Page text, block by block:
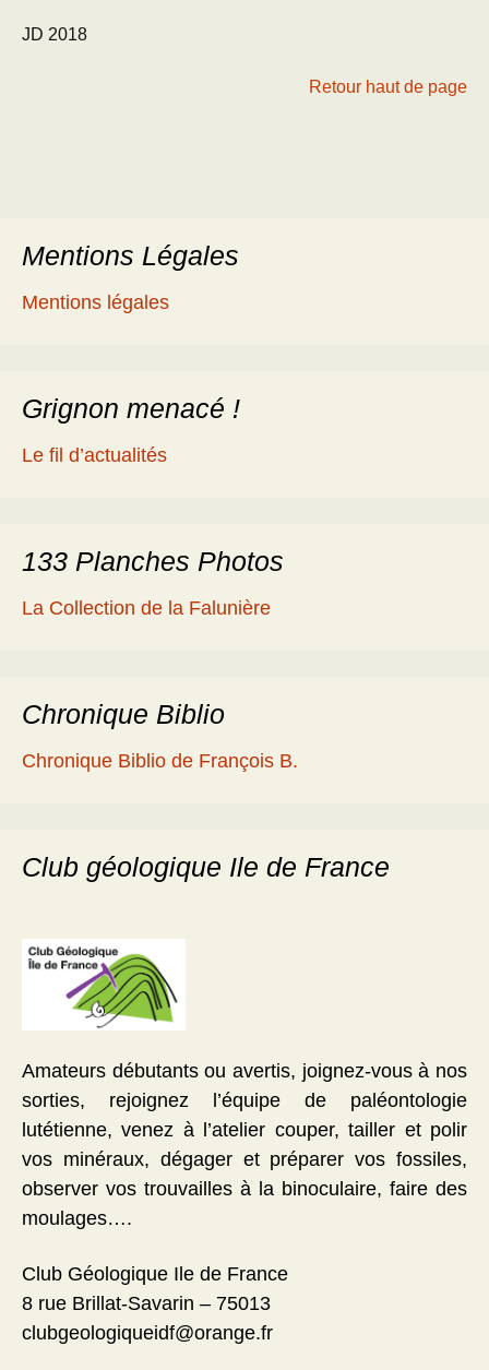
JD 2018
Retour haut de page
Mentions Légales
Mentions légales
Grignon menacé !
Le fil d’actualités
133 Planches Photos
La Collection de la Falunière
Chronique Biblio
Chronique Biblio de François B.
Club géologique Ile de France
Amateurs débutants ou avertis, joignez-vous à nos
sorties, rejoignez l’équipe de paléontologie
lutétienne, venez à l’atelier couper, tailler et polir
vos minéraux, dégager et préparer vos fossiles,
observer vos trouvailles à la binoculaire, faire des
moulages….
Club Géologique Ile de France
8 rue Brillat-Savarin – 75013
clubgeologiqueidf@orange.fr